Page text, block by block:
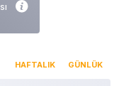
HAFTALIK GÜNLÜK